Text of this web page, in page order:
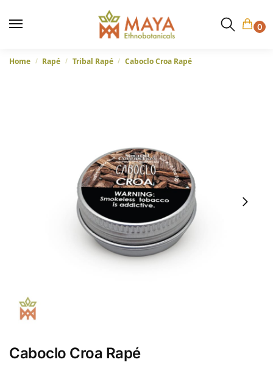
0
Home / Rapé / Tribal Rapé / Caboclo Croa Rapé
Caboclo Croa Rapé